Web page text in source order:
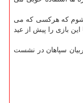
شوم كه هركسی كه می
این بازی را پیش از عید
سپاهان در نشست